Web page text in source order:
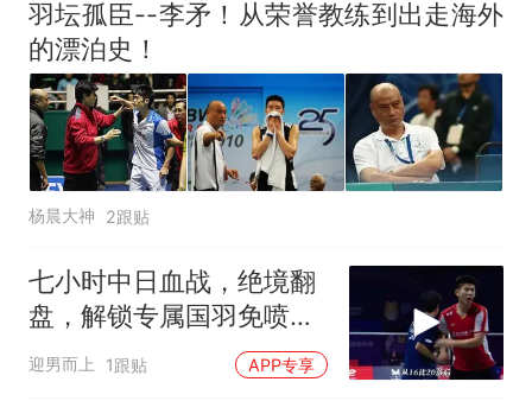
羽坛孤臣--李矛！从荣誉教练到出走海外
的漂泊史！
杨晨大神 2跟贴
七小时中日血战，绝境翻
盘，解锁专属国羽免喷传
奇
迎男而上 1跟贴 APP专享